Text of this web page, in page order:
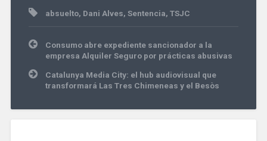
absuelto, Dani Alves, Sentencia, TSJC
Navegación
entradas
Consumo abre expediente sancionador a la
empresa Alquiler Seguro por prácticas abusivas
Catalunya Media City: el hub audiovisual que
transformará Las Tres Chimeneas y el Besòs